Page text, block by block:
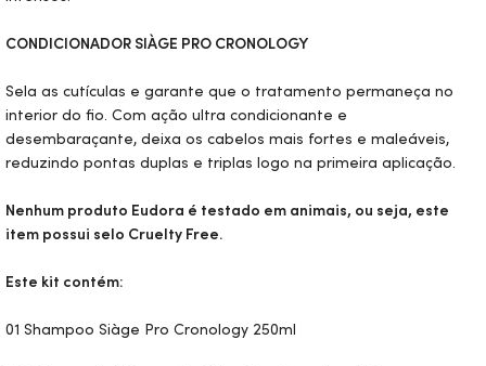
CONDICIONADOR SIÀGE PRO CRONOLOGY
Sela as cutículas e garante que o tratamento permaneça no
interior do fio. Com ação ultra condicionante e
desembaraçante, deixa os cabelos mais fortes e maleáveis,
reduzindo pontas duplas e triplas logo na primeira aplicação.
Nenhum produto Eudora é testado em animais, ou seja, este
item possui selo Cruelty Free.
Este kit contém:
01 Shampoo Siàge Pro Cronology 250ml